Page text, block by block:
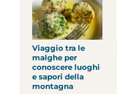
Viaggio tra le
malghe per
conoscere luoghi
e sapori della
montagna